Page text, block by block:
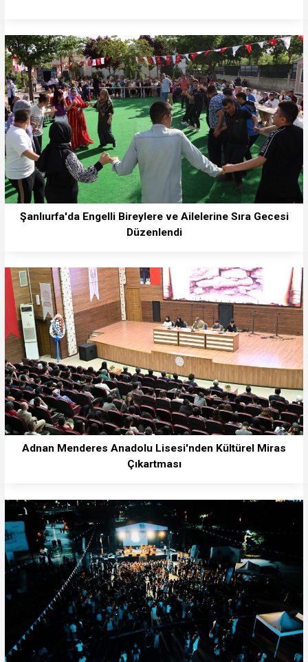
Şanlıurfa'da Engelli Bireylere ve Ailelerine Sıra Gecesi
Düzenlendi
Adnan Menderes Anadolu Lisesi'nden Kültürel Miras
Çıkartması